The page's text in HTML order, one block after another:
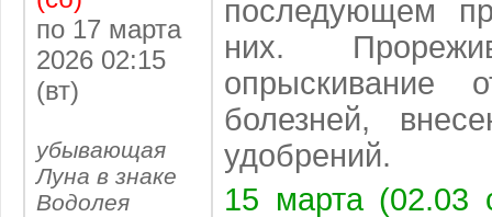
по 17 марта
2026 02:15
(вт)
убывающая
Луна в знаке
Водолея
последующем
них.
опрыскивание
болезней,
удобрений.
15 марта (02.03